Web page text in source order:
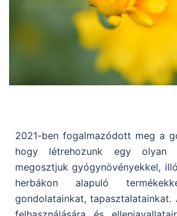
2021-ben fogalmazódott meg a
hogy létrehozunk egy olyan
megosztjuk gyógynövényekkel,
herbákon alapuló
gondolatainkat, tapasztalatainkat.